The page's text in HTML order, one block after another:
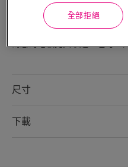
產品特色
為您的地板完美收邊，也可以
尺寸
下載
全部拒絕